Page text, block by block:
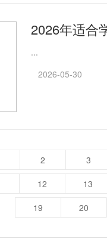
2026年适合
...
2026-05-30
2 3
12 13
19
20